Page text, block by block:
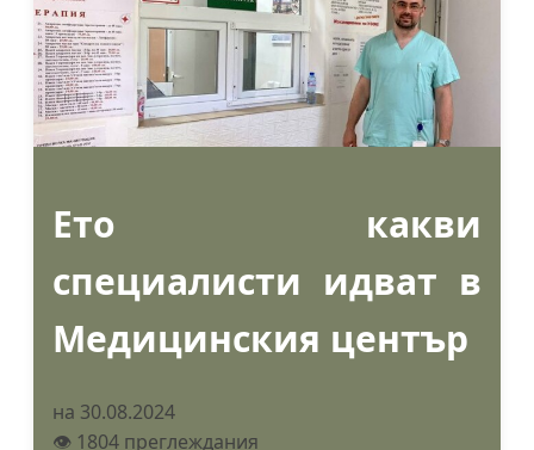
Ето какви
специалисти идват в
Медицинския център
на 30.08.2024
👁️ 1804 преглеждания